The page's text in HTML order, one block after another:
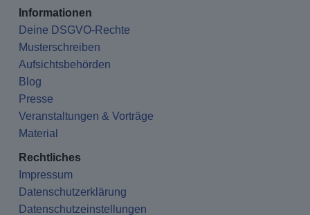
Informationen
Deine DSGVO-Rechte
Musterschreiben
Aufsichtsbehörden
Blog
Presse
Veranstaltungen & Vorträge
Material
Rechtliches
Impressum
Datenschutzerklärung
Datenschutzeinstellungen